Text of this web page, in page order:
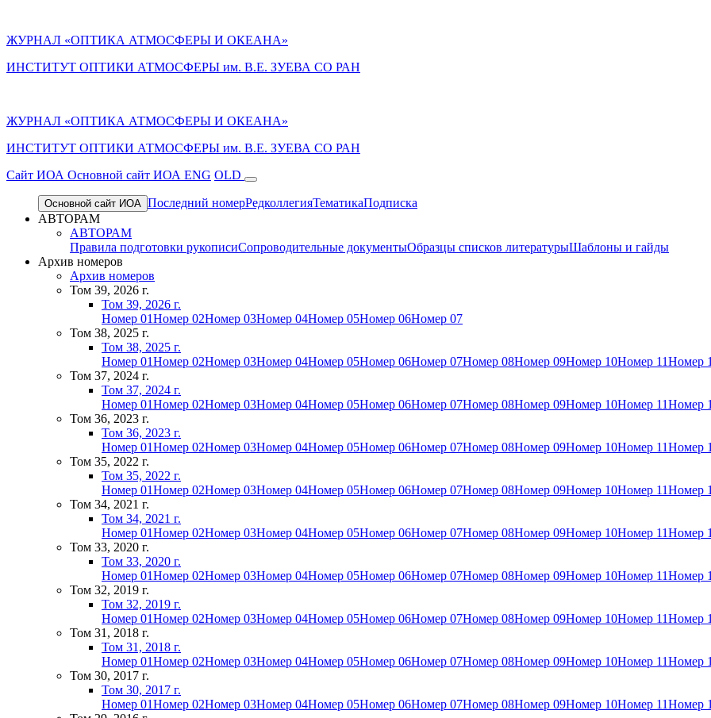
ЖУРНАЛ «ОПТИКА АТМОСФЕРЫ И ОКЕАНА»
ИНСТИТУТ ОПТИКИ АТМОСФЕРЫ им. В.Е. ЗУЕВА СО РАН
ЖУРНАЛ «ОПТИКА АТМОСФЕРЫ И ОКЕАНА»
ИНСТИТУТ ОПТИКИ АТМОСФЕРЫ им. В.Е. ЗУЕВА СО РАН
Cайт ИОА Основной сайт ИОА ENG OLD
Основной сайт ИОА Последний номерРедколлегияТематикаПодписка
АВТОРАМ
АВТОРАМ
Правила подготовки рукописиСопроводительные документыОбразцы списков литературыШаблоны и гайды
Архив номеров
Архив номеров
Том 39, 2026 г.
Том 39, 2026 г.
Номер 01Номер 02Номер 03Номер 04Номер 05Номер 06Номер 07
Том 38, 2025 г.
Том 38, 2025 г.
Номер 01Номер 02Номер 03Номер 04Номер 05Номер 06Номер 07Номер 08Номер 09Номер 10Номер 11Номер
Том 37, 2024 г.
Том 37, 2024 г.
Номер 01Номер 02Номер 03Номер 04Номер 05Номер 06Номер 07Номер 08Номер 09Номер 10Номер 11Номер
Том 36, 2023 г.
Том 36, 2023 г.
Номер 01Номер 02Номер 03Номер 04Номер 05Номер 06Номер 07Номер 08Номер 09Номер 10Номер 11Номер
Том 35, 2022 г.
Том 35, 2022 г.
Номер 01Номер 02Номер 03Номер 04Номер 05Номер 06Номер 07Номер 08Номер 09Номер 10Номер 11Номер
Том 34, 2021 г.
Том 34, 2021 г.
Номер 01Номер 02Номер 03Номер 04Номер 05Номер 06Номер 07Номер 08Номер 09Номер 10Номер 11Номер
Том 33, 2020 г.
Том 33, 2020 г.
Номер 01Номер 02Номер 03Номер 04Номер 05Номер 06Номер 07Номер 08Номер 09Номер 10Номер 11Номер
Том 32, 2019 г.
Том 32, 2019 г.
Номер 01Номер 02Номер 03Номер 04Номер 05Номер 06Номер 07Номер 08Номер 09Номер 10Номер 11Номер
Том 31, 2018 г.
Том 31, 2018 г.
Номер 01Номер 02Номер 03Номер 04Номер 05Номер 06Номер 07Номер 08Номер 09Номер 10Номер 11Номер
Том 30, 2017 г.
Том 30, 2017 г.
Номер 01Номер 02Номер 03Номер 04Номер 05Номер 06Номер 07Номер 08Номер 09Номер 10Номер 11Номер